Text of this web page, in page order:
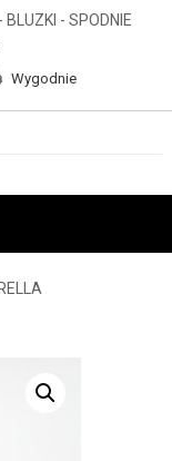
- SPODNIE
Wygodnie